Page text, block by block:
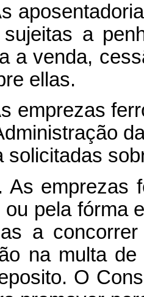
a
a venda,
ellas.
emprezas
solicitadas
As emprezas
pela fórma
a
na multa
O